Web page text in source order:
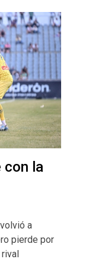
con la
a
pierde por